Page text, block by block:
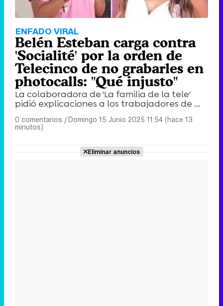
ENFADO VIRAL
Belén Esteban carga contra
'Socialité' por la orden de
Telecinco de no grabarles en
photocalls: "Qué injusto"
La colaboradora de 'La familia de la tele'
pidió explicaciones a los trabajadores de ...
0 comentarios |Domingo 15 Junio 2025 11:54 (hace 13
minutos)
Eliminar anuncios